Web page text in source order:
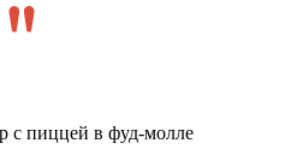
с пиццей в фуд-молле